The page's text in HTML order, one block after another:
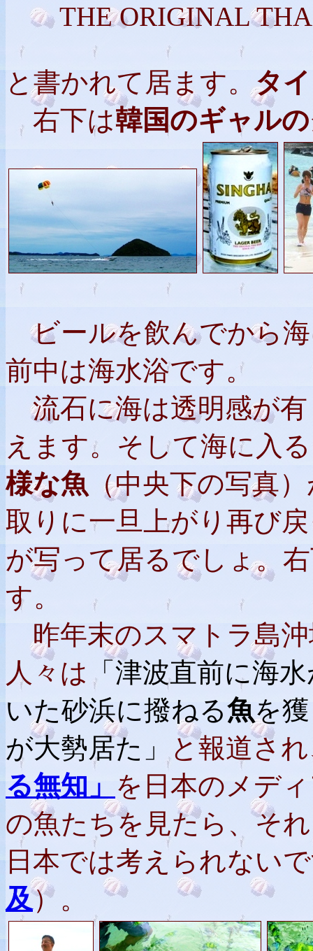
THE ORIGINAL THAI
と書かれて居ます。タ
右下は韓国のギャル
ビールを飲んでから
前中は海水浴です。
流石に海は透明感が有
えます。そして海に入
様な魚（中央下の写真
取りに一旦上がり再び
が写って居るでしょ。
す。
昨年末のスマトラ島沖
人々は「津波直前に海
いた砂浜に撥ねる魚を
が大勢居た」と報道さ
る無知」を日本のメデ
の魚たちを見たら、そ
日本では考えられない
及）。